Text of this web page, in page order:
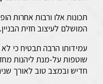
תכונות אלו ורבות אחרות
המושלם לעיצוב חזית הבניין.
עמידותו הרבה תבטיח כי
שוטפות על-מנת ליהנות
חדיש ובמצב טוב לאורך